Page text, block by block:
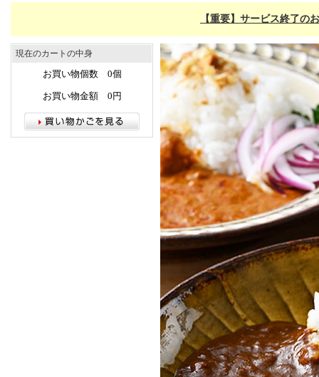
【重要】サービス終了の
現在のカートの中身
お買い物個数 0個
お買い物金額 0円